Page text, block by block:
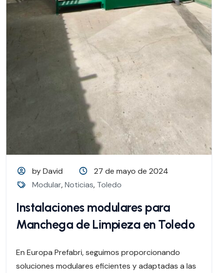
by David
27 de mayo de 2024
Modular,Noticias, Toledo
Instalaciones modulares para
Manchega de Limpieza en Toledo
En Europa Prefabri, seguimos proporcionando
soluciones modulares eficientes y adaptadas a las